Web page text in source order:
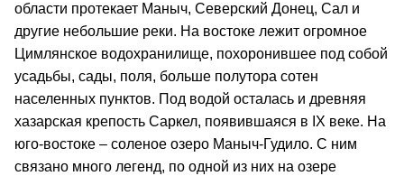
области протекает Маныч, Северский Донец, Сал и
другие небольшие реки. На востоке лежит огромное
Цимлянское водохранилище, похоронившее под собой
усадьбы, сады, поля, больше полутора сотен
населенных пунктов. Под водой осталась и древняя
хазарская крепость Саркел, появившаяся в IX веке. На
юго-востоке – соленое озеро Маныч-Гудило. С ним
связано много легенд, по одной из них на озере